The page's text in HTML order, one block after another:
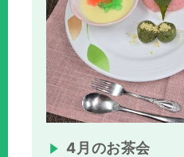
4月のお茶会